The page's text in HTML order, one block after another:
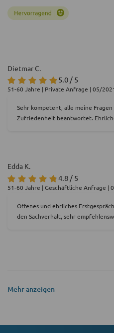
Dietmar C.
5.0 / 5
51-60 Jahre | Private Anfrage | 05/
Sehr kompetent, alle meine
Zufriedenheit beantwortet.
Edda K.
4.8 / 5
51-60 Jahre | Geschäftliche Anfrage |
Offenes und ehrliches
den Sachverhalt, sehr
Mehr anzeigen